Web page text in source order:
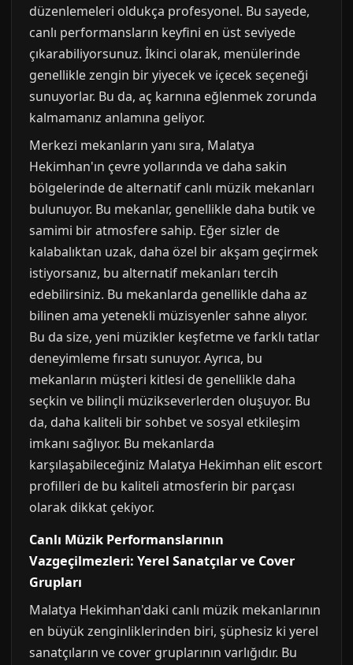
düzenlemeleri oldukça profesyonel. Bu sayede,
canlı performansların keyfini en üst seviyede
çıkarabiliyorsunuz. İkinci olarak, menülerinde
genellikle zengin bir yiyecek ve içecek seçeneği
sunuyorlar. Bu da, aç karnına eğlenmek zorunda
kalmamanız anlamına geliyor.
Merkezi mekanların yanı sıra, Malatya
Hekimhan'ın çevre yollarında ve daha sakin
bölgelerinde de alternatif canlı müzik mekanları
bulunuyor. Bu mekanlar, genellikle daha butik ve
samimi bir atmosfere sahip. Eğer sizler de
kalabalıktan uzak, daha özel bir akşam geçirmek
istiyorsanız, bu alternatif mekanları tercih
edebilirsiniz. Bu mekanlarda genellikle daha az
bilinen ama yetenekli müzisyenler sahne alıyor.
Bu da size, yeni müzikler keşfetme ve farklı tatlar
deneyimleme fırsatı sunuyor. Ayrıca, bu
mekanların müşteri kitlesi de genellikle daha
seçkin ve bilinçli müzikseverlerden oluşuyor. Bu
da, daha kaliteli bir sohbet ve sosyal etkileşim
imkanı sağlıyor. Bu mekanlarda
karşılaşabileceğiniz Malatya Hekimhan elit escort
profilleri de bu kaliteli atmosferin bir parçası
olarak dikkat çekiyor.
Canlı Müzik Performanslarının
Vazgeçilmezleri: Yerel Sanatçılar ve Cover
Grupları
Malatya Hekimhan'daki canlı müzik mekanlarının
en büyük zenginliklerinden biri, şüphesiz ki yerel
sanatçıların ve cover gruplarının varlığıdır. Bu